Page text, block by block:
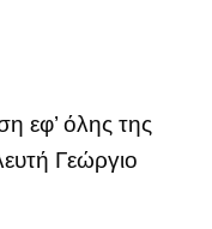
εφ’ όλης της
Γεώργιο